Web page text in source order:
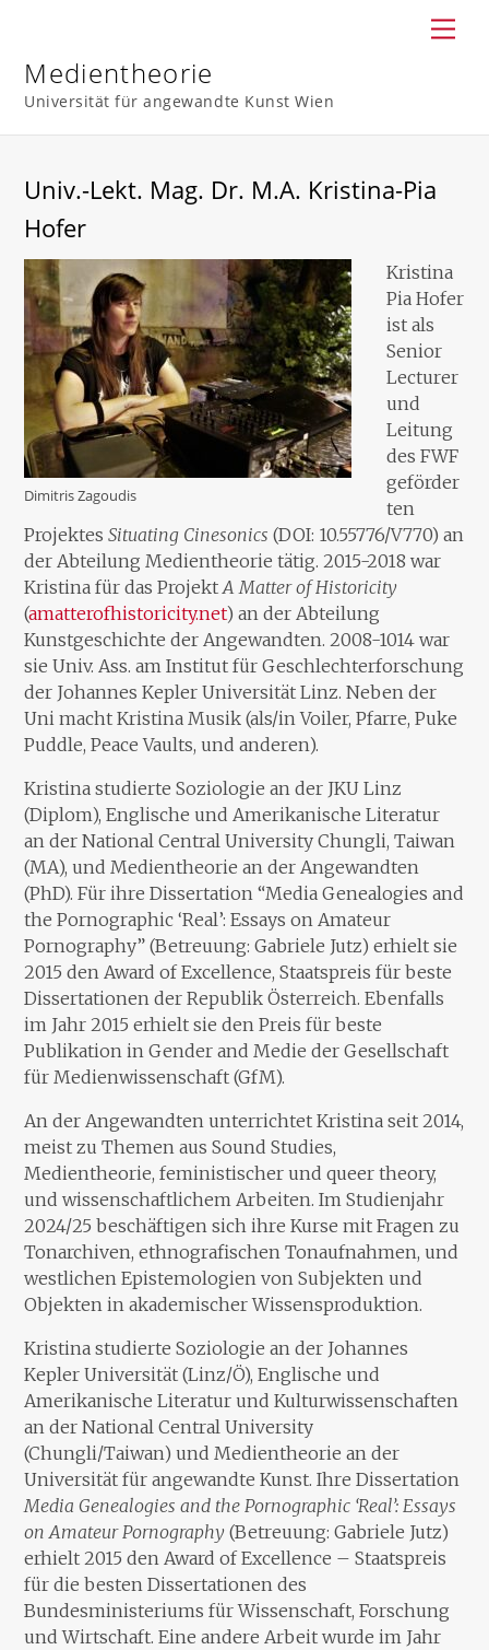
content
Medientheorie
Universität für angewandte Kunst Wien
Univ.-Lekt. Mag. Dr. M.A. Kristina-Pia
Hofer
Dimitris Zagoudis
Kristina
Pia Hofer
ist als
Senior
Lecturer
und
Leitung
des FWF
geförder
ten
ProjektesSituating Cinesonics(DOI: 10.55776/V770) an
der Abteilung Medientheorie tätig. 2015-2018 war
Kristina für das ProjektA Matter of Historicity
(amatterofhistoricity.net) an der Abteilung
Kunstgeschichte der Angewandten. 2008-1014 war
sie Univ. Ass. am Institut für Geschlechterforschung
der Johannes Kepler Universität Linz. Neben der
Uni macht Kristina Musik (als/in Voiler, Pfarre, Puke
Puddle, Peace Vaults, und anderen).
Kristina studierte Soziologie an der JKU Linz
(Diplom), Englische und Amerikanische Literatur
an der National Central University Chungli, Taiwan
(MA), und Medientheorie an der Angewandten
(PhD). Für ihre Dissertation “Media Genealogies and
the Pornographic ‘Real’: Essays on Amateur
Pornography” (Betreuung: Gabriele Jutz) erhielt sie
2015 den Award of Excellence, Staatspreis für beste
Dissertationen der Republik Österreich. Ebenfalls
im Jahr 2015 erhielt sie den Preis für beste
Publikation in Gender and Medie der Gesellschaft
für Medienwissenschaft (GfM).
An der Angewandten unterrichtet Kristina seit 2014,
meist zu Themen aus Sound Studies,
Medientheorie, feministischer und queer theory,
und wissenschaftlichem Arbeiten. Im Studienjahr
2024/25 beschäftigen sich ihre Kurse mit Fragen zu
Tonarchiven, ethnografischen Tonaufnahmen, und
westlichen Epistemologien von Subjekten und
Objekten in akademischer Wissensproduktion.
Kristina studierte Soziologie an der Johannes
Kepler Universität (Linz/Ö), Englische und
Amerikanische Literatur und Kulturwissenschaften
an der National Central University
(Chungli/Taiwan) und Medientheorie an der
Universität für angewandte Kunst. Ihre Dissertation
Media Genealogies and the Pornographic ‘Real’: Essays
on Amateur Pornography (Betreuung: Gabriele Jutz)
erhielt 2015 den Award of Excellence – Staatspreis
für die besten Dissertationen des
Bundesministeriums für Wissenschaft, Forschung
und Wirtschaft. Eine andere Arbeit wurde im Jahr